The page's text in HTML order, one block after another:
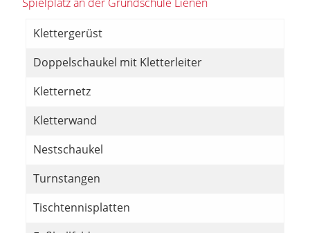
Klettergerüst
Doppelschaukel mit Kletterleiter
Kletternetz
Kletterwand
Nestschaukel
Turnstangen
Tischtennisplatten